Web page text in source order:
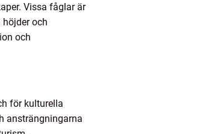
Vissa fåglar är
och
och
för kulturella
ansträngningarna